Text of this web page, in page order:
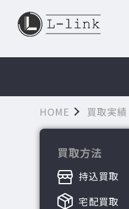
HOME 買取実績
買取方法
持込買取
宅配買取